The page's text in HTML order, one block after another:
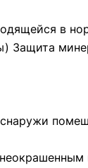
в
Защита